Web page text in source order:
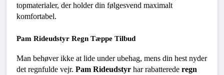
topmaterialer, der holder din følgesvend maximalt
komfortabel.
Pam Rideudstyr Regn Tæppe Tilbud
Man behøver ikke at lide under ubehag, mens din hest nyder
det regnfulde vejr. Pam Rideudstyr har rabatterede regn